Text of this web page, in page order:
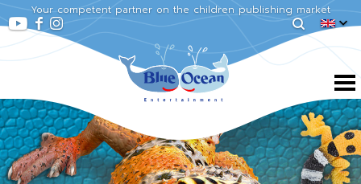
Your competent partner on the children publishing market